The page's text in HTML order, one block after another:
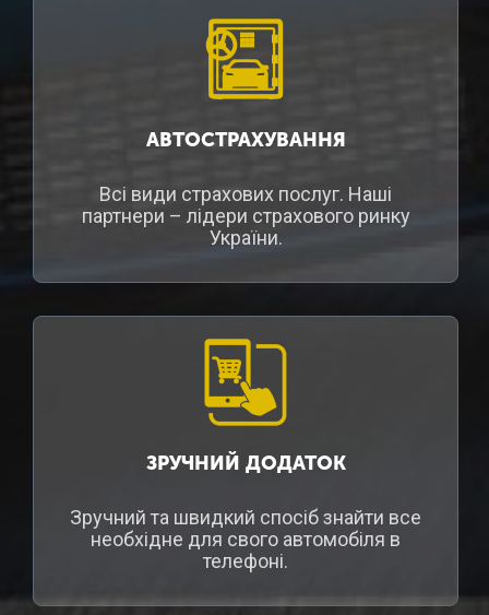
АВТОСТРАХУВАННЯ
Всі види страхових послуг. Наші
партнери – лідери страхового ринку
України.
ЗРУЧНИЙ ДОДАТОК
Зручний та швидкий спосіб знайти все
необхідне для свого автомобіля в
телефоні.